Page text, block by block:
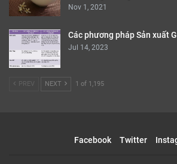
Nov 1, 2021
Các phương pháp Sản xuất
Jul 14, 2023
PREV NEXT 1 of 1,195
Facebook Twitter